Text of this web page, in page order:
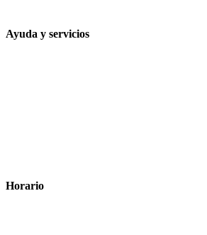
Ayuda y servicios
Horario